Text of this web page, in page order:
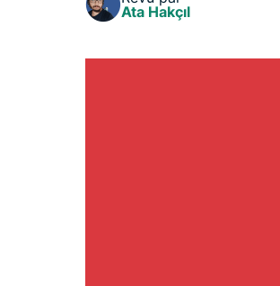
Ata Hakçıl